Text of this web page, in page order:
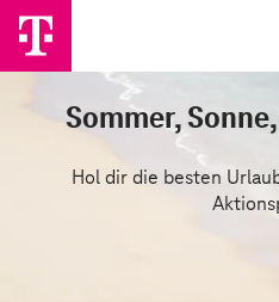
Sommer,
Hol dir die besten